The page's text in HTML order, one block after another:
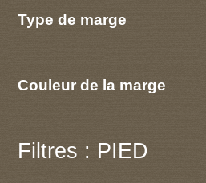
Type de marge
Couleur de la marge
Filtres : PIED